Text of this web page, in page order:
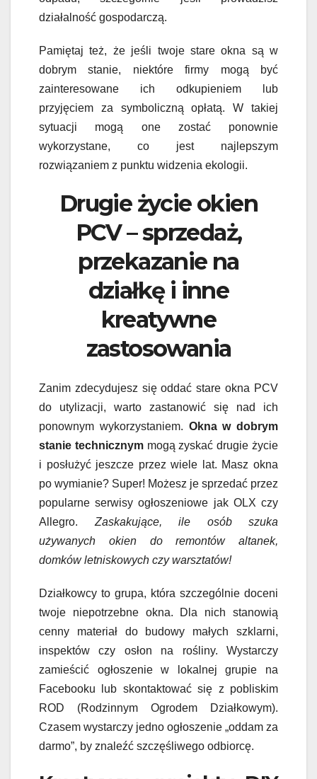
działalność gospodarczą.
Pamiętaj też, że jeśli twoje stare okna są w
dobrym stanie, niektóre firmy mogą być
zainteresowane ich odkupieniem lub
przyjęciem za symboliczną opłatą. W takiej
sytuacji mogą one zostać ponownie
wykorzystane, co jest najlepszym
rozwiązaniem z punktu widzenia ekologii.
Drugie życie okien
PCV – sprzedaż,
przekazanie na
działkę i inne
kreatywne
zastosowania
Zanim zdecydujesz się oddać stare okna PCV
do utylizacji, warto zastanowić się nad ich
ponownym wykorzystaniem. Okna w dobrym
stanie technicznymmogą zyskać drugie życie
i posłużyć jeszcze przez wiele lat. Masz okna
po wymianie? Super! Możesz je sprzedać przez
popularne serwisy ogłoszeniowe jak OLX czy
Allegro. Zaskakujące, ile osób szuka
używanych okien do remontów altanek,
domków letniskowych czy warsztatów!
Działkowcy to grupa, która szczególnie doceni
twoje niepotrzebne okna. Dla nich stanowią
cenny materiał do budowy małych szklarni,
inspektów czy osłon na rośliny. Wystarczy
zamieścić ogłoszenie w lokalnej grupie na
Facebooku lub skontaktować się z pobliskim
ROD (Rodzinnym Ogrodem Działkowym).
Czasem wystarczy jedno ogłoszenie „oddam za
darmo”, by znaleźć szczęśliwego odbiorcę.